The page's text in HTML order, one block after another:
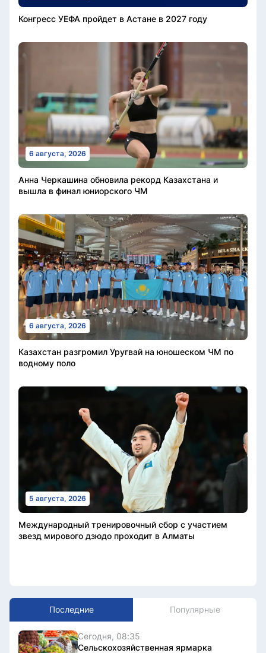
Конгресс УЕФА пройдет в Астане в 2027 году
6 августа, 2026
Анна Черкашина обновила рекорд Казахстана и
вышла в финал юниорского ЧМ
6 августа, 2026
Казахстан разгромил Уругвай на юношеском ЧМ по
водному поло
5 августа, 2026
Международный тренировочный сбор с участием
звезд мирового дзюдо проходит в Алматы
Последние Популярные
Сегодня, 08:35
Сельскохозяйственная ярмарка